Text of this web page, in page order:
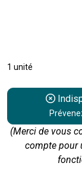
1 unité
(Merci de vous
compte pour